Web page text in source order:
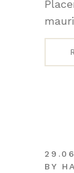
BY